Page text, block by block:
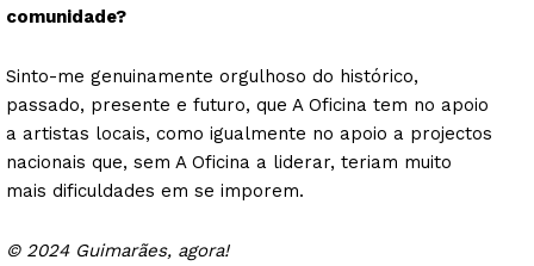
comunidade?
Sinto-me genuinamente orgulhoso do histórico,
passado, presente e futuro, que A Oficina tem no apoio
a artistas locais, como igualmente no apoio a projectos
nacionais que, sem A Oficina a liderar, teriam muito
mais dificuldades em se imporem.
© 2024 Guimarães, agora!